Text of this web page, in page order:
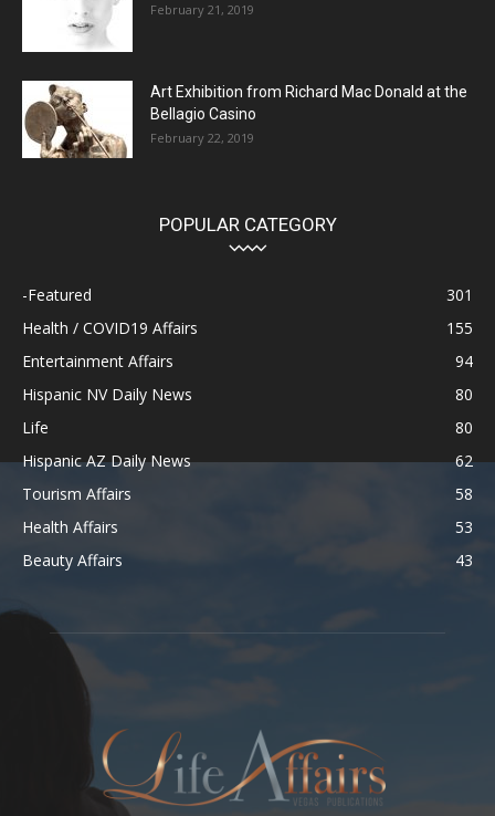
February 21, 2019
Art Exhibition from Richard Mac Donald at the
Bellagio Casino
February 22, 2019
POPULAR CATEGORY
-Featured
301
Health / COVID19 Affairs
155
Entertainment Affairs
94
Hispanic NV Daily News
80
Life
80
Hispanic AZ Daily News
62
Tourism Affairs
58
Health Affairs
53
Beauty Affairs
43